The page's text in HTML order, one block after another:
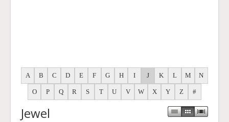
A B C D E F G H I J K L M N
O P Q R S T U V W X Y Z #
Jewel